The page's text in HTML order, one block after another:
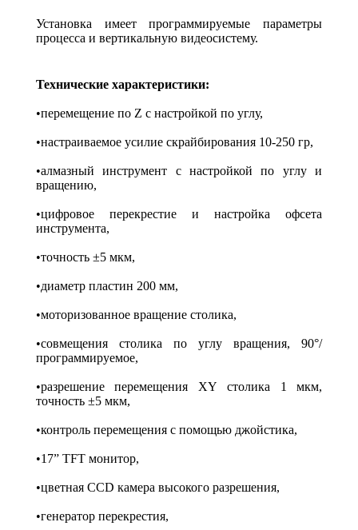
Установка имеет программируемые параметры
процесса и вертикальную видеосистему.
Технические характеристики:
•перемещение по Z с настройкой по углу,
•настраиваемое усилие скрайбирования 10-250 гр,
•алмазный инструмент с настройкой по углу и
вращению,
•цифровое перекрестие и настройка офсета
инструмента,
•точность ±5 мкм,
•диаметр пластин 200 мм,
•моторизованное вращение столика,
•совмещения столика по углу вращения, 90°/
программируемое,
•разрешение перемещения XY столика 1 мкм,
точность ±5 мкм,
•контроль перемещения с помощью джойстика,
•17” TFT монитор,
•цветная CCD камера высокого разрешения,
•генератор перекрестия,